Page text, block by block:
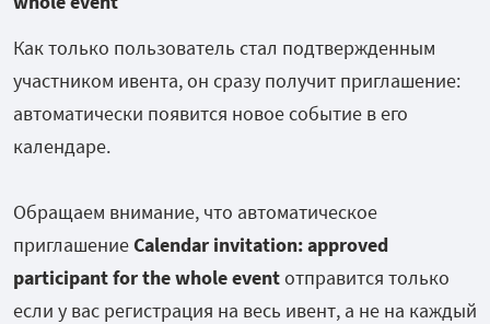
Как только пользователь стал подтвержденным
участником ивента, он сразу получит приглашение:
автоматически появится новое событие в его
календаре.
Обращаем внимание, что автоматическое
приглашениеCalendar invitation: approved
participant for the whole eventотправится только
если у вас регистрация на весь ивент, а не на каждый